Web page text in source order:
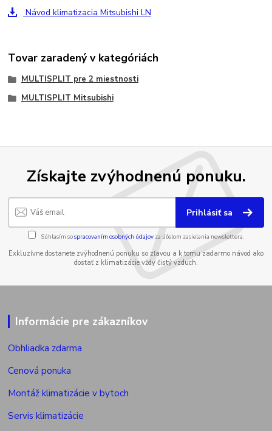
Návod klimatizacia Mitsubishi LN
Tovar zaradený v kategóriách
MULTISPLIT pre 2 miestnosti
MULTISPLIT Mitsubishi
Získajte zvýhodnenú ponuku.
Prihlásiť sa
Súhlasím sospracovaním osobných údajov za účelom zasielania newslettera.
Exkluzívne dostanete zvýhodnenú ponuku so zľavou a k tomu zadarmo návod ako
dostať z klimatizácie vždy čistý vzduch.
Informácie pre zákazníkov
Obhliadka zdarma
Cenová ponuka
Montáž klimatizácie v bytoch
Servis klimatizácie